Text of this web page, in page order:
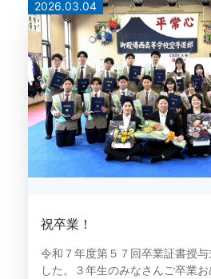
2026.03.04
祝卒業！
令和７年度第５７回卒業証書授与
した。３年生のみなさんご卒業